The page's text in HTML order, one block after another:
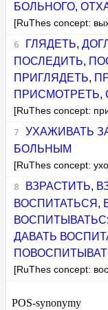
БОЛЬНОГО,
[RuThes concept:
ГЛЯДЕТЬ,
ПОСЛЕДИТЬ,
ПРИГЛЯДЕТЬ,
ПРИСМОТРЕТЬ,
[RuThes concept:
УХАЖИВАТЬ
БОЛЬНЫМ
[RuThes concept:
ВЗРАСТИТЬ,
ВОСПИТАТЬСЯ ,
ДАВАТЬ
[RuThes concept:
POS-synonymy